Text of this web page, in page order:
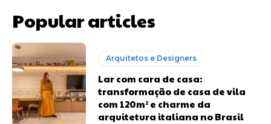
Popular articles
Arquitetos e Designers
Lar com cara de casa:
transformação de casa de vila
com 120m² e charme da
arquitetura italiana no Brasil